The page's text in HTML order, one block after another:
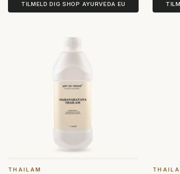
TILMELD DIG SHOP AYURVEDA EU
THAILAM